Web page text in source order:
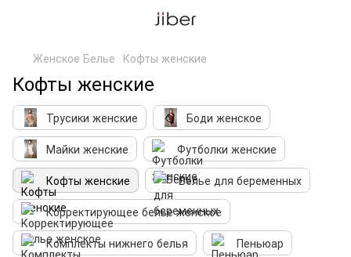
Женское Белье Кофты женские
Кофты женские
Трусики женские
Боди женское
Майки женские
Футболки женские
Кофты женские
Белье для беременных
Корректирующее белье женское
Комплекты нижнего белья
Пеньюар